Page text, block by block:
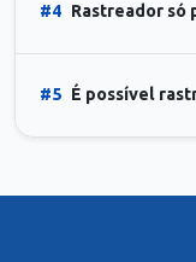
#4 Rastreador só
#5 É possível